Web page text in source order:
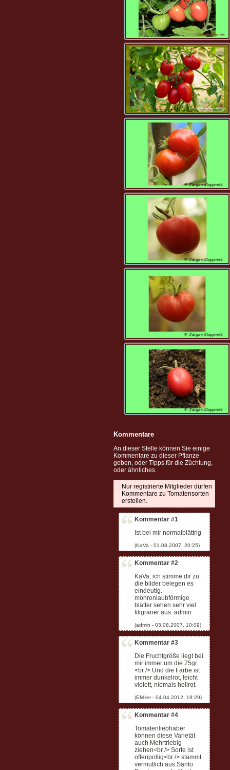
Kommentare
An dieser Stelle können Sie einige
Kommentare zu dieser Pflanze
geben, oder Tipps für die Züchtung,
oder ähnliches.
Nur registrierte Mitglieder dürfen
Kommentare zu Tomatensorten
erstellen.
Kommentar #1
Ist bei mir normalblättrig
Kommentar #2
KaVa, ich stimme dir zu.
die bilder belegen es
eindeutig.
möhrenlaubförmige
blätter sehen sehr viel
filigraner aus. admin
Kommentar #3
Die Fruchtgröße liegt bei
mir immer um die 75gr.
<br /> Und die Farbe ist
immer dunkelrot, leicht
violett, niemals hellrot.
Kommentar #4
Tomatenliebhaber
können diese Varietät
auch Mehrtriebig
ziehen<br /> Sorte ist
offenpollig<br /> stammt
vermutlich aus Santo